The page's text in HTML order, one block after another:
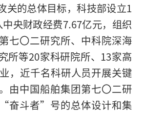
关的总体目标，科技部设立1
央财政经费7.67亿元，组织
七〇二研究所、中科院深海
所等20家科研院所、13家高
，近千名科研人员开展关键
由中国船舶集团第七〇二研
奋斗者”号的总体设计和集